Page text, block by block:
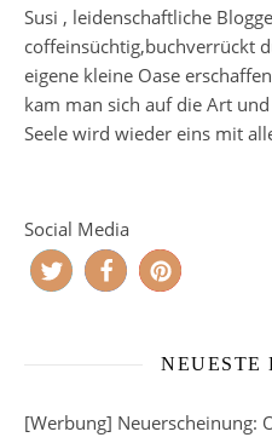
Susi , leidenschaftliche
coffeinsüchtig,buchverrückt
eigene kleine Oase
kam man sich auf die Art
Seele wird wieder eins mit
Social Media
NEUESTE
[Werbung] Neuerscheinung: